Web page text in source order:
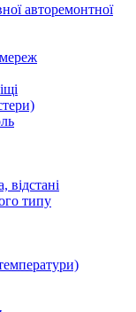
авторемонтної
мереж
відстані
типу